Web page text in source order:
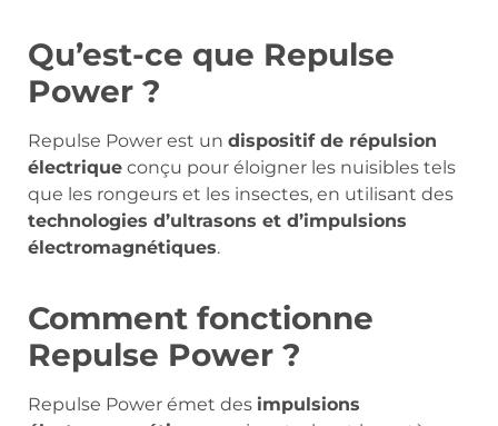
Qu’est-ce que Repulse
Power ?
Repulse Power est un dispositif de répulsion
électrique conçu pour éloigner les nuisibles tels
que les rongeurs et les insectes, en utilisant des
technologies d’ultrasons et d’impulsions
électromagnétiques.
Comment fonctionne
Repulse Power ?
Repulse Power émet des impulsions